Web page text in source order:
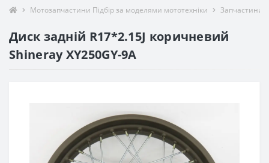
Мотозапчастини Підбір за моделями мототехніки Запчастини
Диск задній R17*2.15J коричневий
Shineray XY250GY-9A